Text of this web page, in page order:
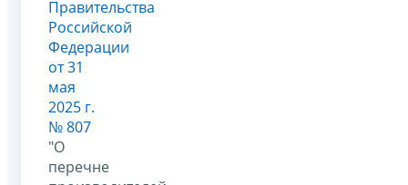
Правительства
Российской
Федерации
от 31
мая
2025 г.
№ 807
"О
перечне